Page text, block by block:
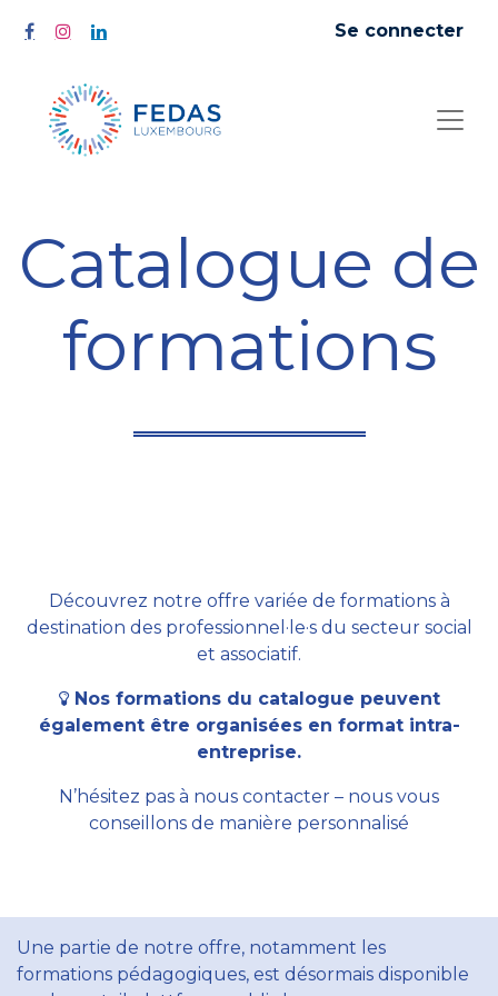
Se connecter
Catalogue de
formations
Découvrez notre offre variée de formations à
destination des professionnel·le·s du secteur social
et associatif.
Nos formations du catalogue peuvent
également être organisées en format intra-
entreprise.
N’hésitez pas à nous contacter – nous vous
conseillons de manière personnalisé
Une partie de notre offre, notamment les
formations pédagogiques, est désormais disponible